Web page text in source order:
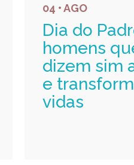
04 • AGO
Dia do
homens
dizem sim
e
vidas